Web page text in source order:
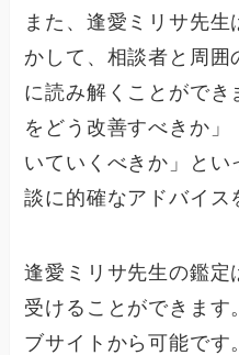
また、逢愛ミリサ先
かして、相談者と周囲
に読み解くことができ
をどう改善すべきか
いていくべきか」とい
談に的確なアドバイス
逢愛ミリサ先生の鑑
受けることができます
ブサイトから可能で